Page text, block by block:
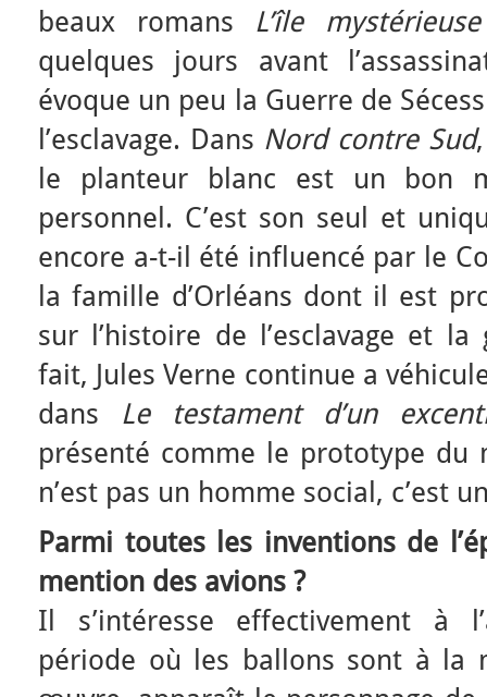
beaux romans L’île mystérieuse
quelques jours avant
évoque un peu la Guerre de
l’esclavage. Dans Nord contre Sud
le planteur blanc est un bon
personnel. C’est son seul et
encore a-t-il été influencé par le
la famille d’Orléans dont il est
sur l’histoire de l’esclavage et
fait, Jules Verne continue a
dans Le testament d’un
présenté comme le prototype du
n’est pas un homme social, c’est
Parmi toutes les inventions de
mention des avions ?
Il s’intéresse effectivement à
période où les ballons sont à la